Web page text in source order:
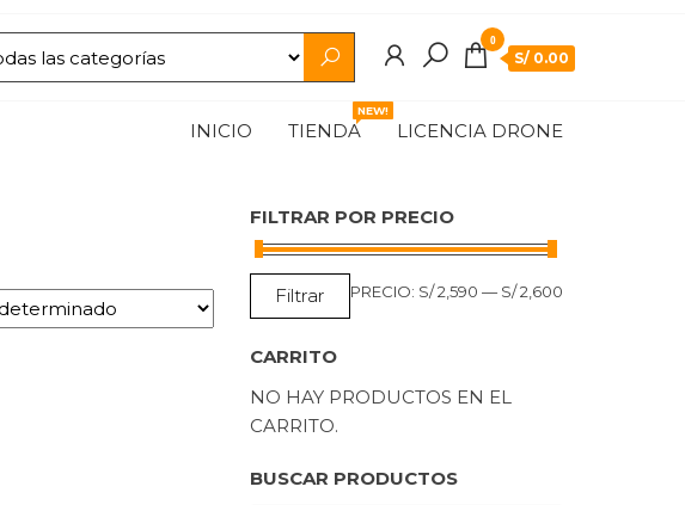
0
S/ 0.00
INICIO TIENDA
NEW!
LICENCIA DRONE
FILTRAR POR PRECIO
Filtrar PRECIO: S/ 2,590 — S/ 2,600
CARRITO
NO HAY PRODUCTOS EN EL
CARRITO.
BUSCAR PRODUCTOS